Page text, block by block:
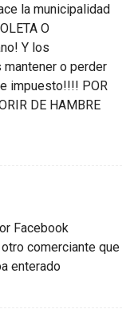
la municipalidad
O
Y los
o perder
impuesto!!!! POR
DE HAMBRE
Facebook
comerciante que
enterado